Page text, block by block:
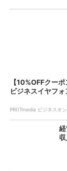
【10%OFFクー
ビジネスイヤフォ
PR(ITmedia ビジネスオ